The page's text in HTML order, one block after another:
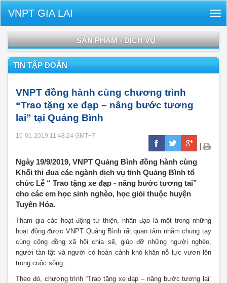
VNPT GIA LAI
SẢN PHẨM - DỊCH VỤ
TIN TẬP ĐOÀN
VNPT đồng hành cùng chương trình
“Trao tặng xe đạp – nâng bước tương
lai” tại Quảng Bình
10-01-2019 11:48:24 GMT+7
|
Ngày 19/9/2019, VNPT Quảng Bình đồng hành cùng
Khối thi đua các ngành dịch vụ tỉnh Quảng Bình tổ
chức Lễ “ Trao tặng xe đạp - nâng bước tương tai”
cho các em học sinh nghèo, học giỏi thuộc huyện
Tuyên Hóa.
Tham gia các hoạt động từ thiện, nhân đạo là một trong những
hoạt động được VNPT Quảng Bình rất quan tâm nhằm chung tay
cùng cộng đồng xã hội chia sẽ, giúp đỡ những người nghèo,
người tàn tật và người có hoàn cảnh khó khăn nỗ lực vươn lên
trong cuộc sống.
Theo đó, chương trình “Trao tặng xe đạp – nâng bước tương lai”